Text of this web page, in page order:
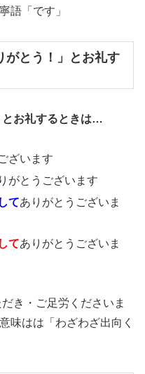
語「です」
とう！」とお礼す
お礼するときは…
ざいます
がとうございます
てありがとうございま
てありがとうございま
き・ご足労くださいま
味はは「わざわざ出向く